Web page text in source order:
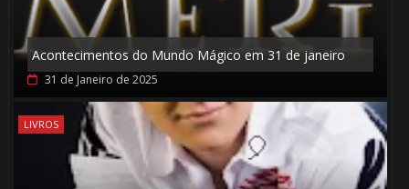
Acontecimentos do Mundo Mágico em 31 de janeiro
31 de Janeiro de 2025
LIVROS
🎈
🎈